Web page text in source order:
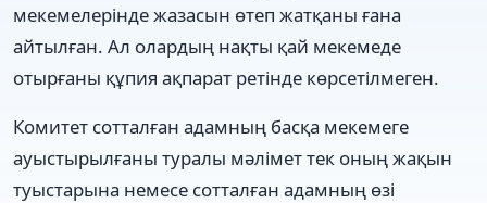
мекемелерінде жазасын өтеп жатқаны ғана
айтылған. Ал олардың нақты қай мекемеде
отырғаны құпия ақпарат ретінде көрсетілмеген.
Комитет сотталған адамның басқа мекемеге
ауыстырылғаны туралы мәлімет тек оның жақын
туыстарына немесе сотталған адамның өзі